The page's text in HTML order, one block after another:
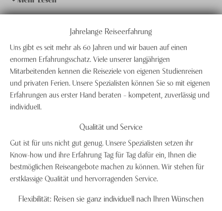
AGB
Impressum
Jobs
Ihnen für unsere Reiseziele und Reisearten echten
Mehrwert gegenüber anderen Reiseveranstaltern und
Internetanbietern.
Jahrelange Reiseerfahrung
Uns gibt es seit mehr als 60 Jahren und wir bauen auf einen
enormen Erfahrungsschatz. Viele unserer langjährigen
Mitarbeitenden kennen die Reiseziele von eigenen Studienreisen
und privaten Ferien. Unsere Spezialisten können Sie so mit eigenen
Erfahrungen aus erster Hand beraten – kompetent, zuverlässig und
individuell.
Qualität und Service
Gut ist für uns nicht gut genug. Unsere Spezialisten setzen ihr
Know-how und ihre Erfahrung Tag für Tag dafür ein, Ihnen die
bestmöglichen Reiseangebote machen zu können. Wir stehen für
erstklassige Qualität und hervorragenden Service.
Flexibilität: Reisen sie ganz individuell nach Ihren Wünschen